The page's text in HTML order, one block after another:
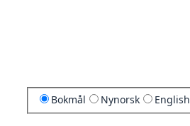
Bokmål Nynorsk English